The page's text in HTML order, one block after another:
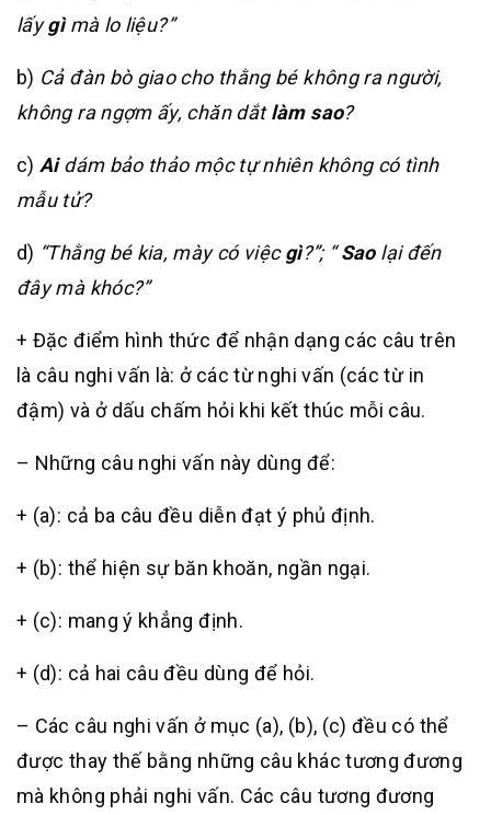
lấygìmà lo liệu?”
b) Cả đàn bò giao cho thằng bé không ra người,
không ra ngợm ấy, chăn dắtlàm sao?
c) Aidám bảo thảo mộc tự nhiên không có tình
mẫu tử?
d) “Thằng bé kia, mày có việcgì?”; “Saolại đến
đây mà khóc?”
+ Đặc điểm hình thức để nhận dạng các câu trên
là câu nghi vấn là: ở các từ nghi vấn (các từ in
đậm) và ở dấu chấm hỏi khi kết thúc mỗi câu.
– Những câu nghi vấn này dùng để:
+ (a): cả ba câu đều diễn đạt ý phủ định.
+ (b): thể hiện sự băn khoăn, ngần ngại.
+ (c): mang ý khẳng định.
+ (d): cả hai câu đều dùng để hỏi.
– Các câu nghi vấn ở mục (a), (b), (c) đều có thể
được thay thế bằng những câu khác tương đương
mà không phải nghi vấn. Các câu tương đương